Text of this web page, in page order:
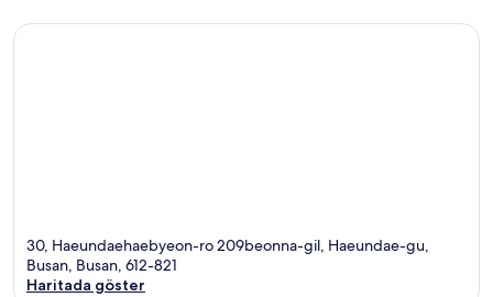
30, Haeundaehaebyeon-ro 209beonna-gil, Haeundae-gu,
Busan, Busan, 612-821
Haritada göster